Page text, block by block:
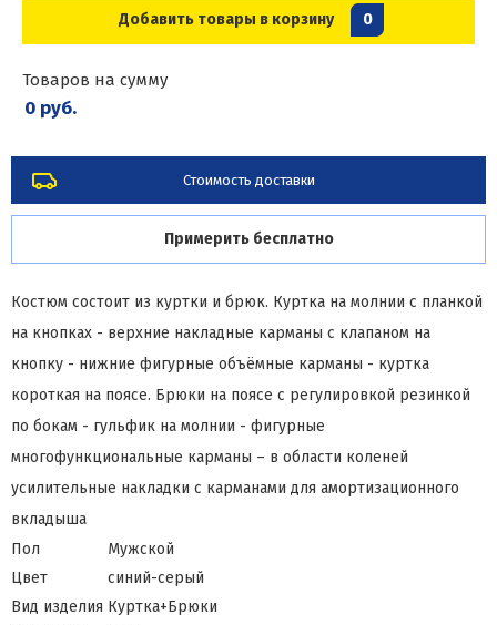
Добавить товары в корзину 0
Товаров на сумму
0 руб.
Стоимость доставки
Примерить бесплатно
Костюм состоит из куртки и брюк. Куртка на молнии с планкой
на кнопках - верхние накладные карманы с клапаном на
кнопку - нижние фигурные объёмные карманы - куртка
короткая на поясе. Брюки на поясе с регулировкой резинкой
по бокам - гульфик на молнии - фигурные
многофункциональные карманы – в области коленей
усилительные накладки с карманами для амортизационного
вкладыша
Пол
Мужской
Цвет
синий-серый
Вид изделия Куртка+Брюки